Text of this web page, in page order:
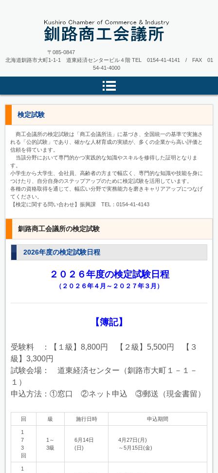
〒085-0847
北海道釧路市大町1-1-1 道東経済センタービル４階 TEL 0154-41-4141 / FAX 01
54-41-4000
検定試験
商工会議所の検定試験は「商工会議所法」に基づき、全国統一の基準で実施さ
れる「公的試験」であり、確かな人材育成の実績が、多くの企業から高い評価と
信頼を得ています。
当該分野において専門的かつ実践的な知識やスキルを修得した証明となりま
す。
小学生から大学生、会社員、高齢者の方まで幅広く、専門的な知識や技能を身に
つけたり、自分自身のステップアップのために検定試験を活用しています。
各種の資格取得を通じて、幅広い分野で実務能力を磨きキャリアアップにつなげ
てください。
【検定に関する問い合わせ】振興課 TEL：0154-41-4143
釧路商工会議所の検定試験
2026年度の検定試験日程
２０２６年度の検定試験日程
（２０２６年４月～２０２７年３月）
【簿記】
受験料 ：【１級】8,800円 【２級】5,500円 【３
級】3,300円
試験会場： 道東経済センター（釧路市大町１－１－
１）
申込方法：①窓口 ②ネット申込 ③郵送（現金書留）
回 級 施行日時 申込期間
1
7
3
回
1～
3級
6月14日
(日)
4月27日(月)
～5月15日(金)
1